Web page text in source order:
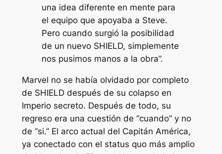
una idea diferente en mente para
el equipo que apoyaba a Steve.
Pero cuando surgió la posibilidad
de un nuevo SHIELD, simplemente
nos pusimos manos a la obra”.
Marvel no se había olvidado por completo
de SHIELD después de su colapso en
Imperio secreto. Después de todo, su
regreso era una cuestión de “cuando”y no
de “si.”El arco actual del Capitán América,
ya conectado con el status quo más amplio